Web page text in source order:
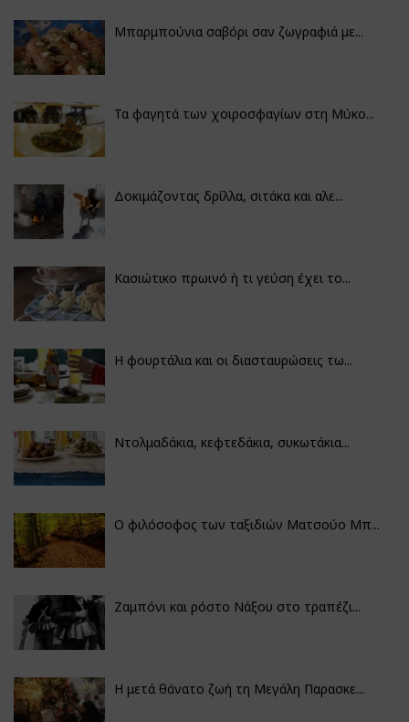
Μπαρμπούνια σαβόρι σαν ζωγραφιά με...
Τα φαγητά των χοιροσφαγίων στη Μύκο...
Δοκιμάζοντας δρίλλα, σιτάκα και αλε...
Κασιώτικο πρωινό ή τι γεύση έχει το...
Η φουρτάλια και οι διασταυρώσεις τω...
Ντολμαδάκια, κεφτεδάκια, συκωτάκια...
Ο φιλόσοφος των ταξιδιών Ματσούο Μπ...
Ζαμπόνι και ρόστο Νάξου στο τραπέζι...
Η μετά θάνατο ζωή τη Μεγάλη Παρασκε...